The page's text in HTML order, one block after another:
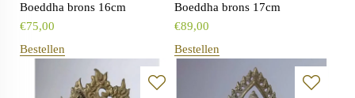
Boeddha brons 16cm
€75,00
Bestellen
Boeddha brons 17cm
€89,00
Bestellen